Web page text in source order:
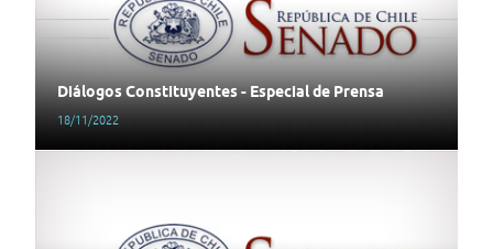
Diálogos Constituyentes - Especial de Prensa
18/11/2022